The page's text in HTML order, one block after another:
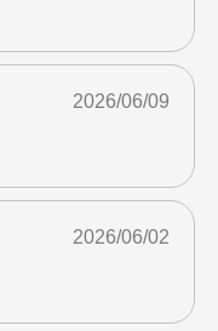
2026/06/09
2026/06/02